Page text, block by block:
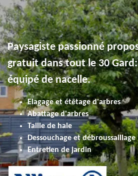
Paysagiste passionné
gratuit dans tout le 30
équipé de nacelle.
Elagage et étêtage d'arbres
Abattage d'arbres
Taille de haie
Dessouchage et débroussaillage
Entretien de jardin